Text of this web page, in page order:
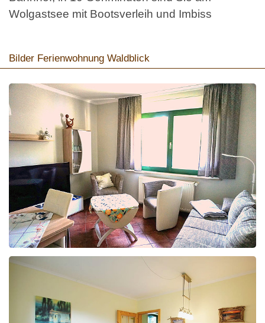
Wolgastsee mit Bootsverleih und Imbiss
Bilder Ferienwohnung Waldblick